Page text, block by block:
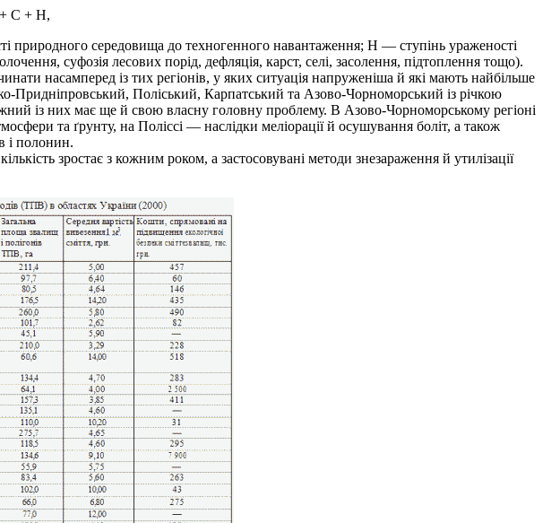
С + Н,
середовища до техногенного навантаження; Н — ступінь ураженості
суфозія лесових порід, дефляція, карст, селі, засолення, підтоплення тощо).
насамперед із тих регіонів, у яких ситуація напруженіша й які мають найбільше
Придніпровський, Поліський, Карпатський та Азово-Чорноморський із річкою
із них має ще й свою власну головну проблему. В Азово-Чорноморському регіоні
та ґрунту, на Поліссі — наслідки меліорації й осушування боліт, а також
і полонин.
зростає з кожним роком, а застосовувані методи знезараження й утилізації